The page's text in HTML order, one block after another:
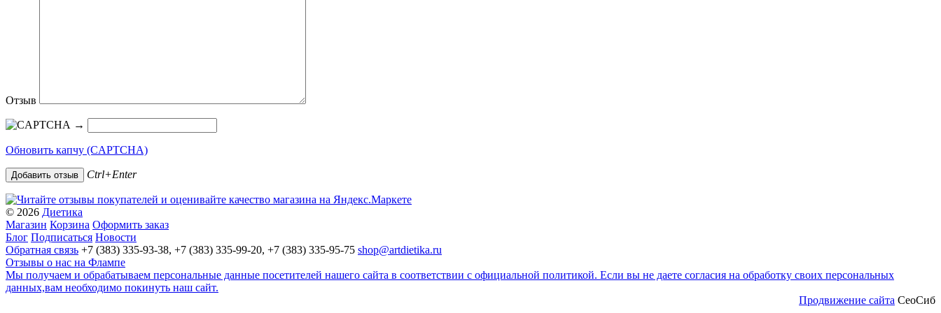
Отзыв
→
Обновить капчу (CAPTCHA)
Ctrl+Enter
© 2026 Диетика
Магазин Корзина Оформить заказ
Блог Подписаться Новости
Обратная связь +7 (383) 335-93-38, +7 (383) 335-99-20, +7 (383) 335-95-75 shop@artdietika.ru
Отзывы о нас на Флампе
Мы получаем и обрабатываем персональные данные посетителей нашего сайта в соответствии с официальной политикой. Если вы не даете согласия на обработку своих персональных
данных,вам необходимо покинуть наш сайт.
Продвижение сайта СеоСиб